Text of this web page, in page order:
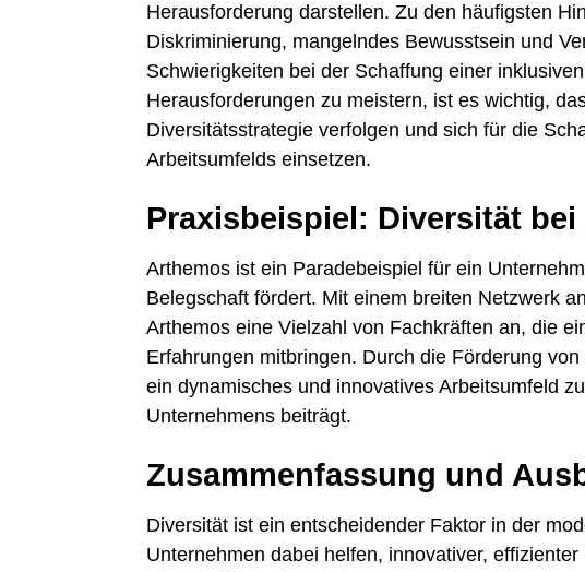
Herausforderung darstellen. Zu den häufigsten
Diskriminierung, mangelndes Bewusstsein und
Schwierigkeiten bei der Schaffung einer
Herausforderungen zu meistern, ist es wichtig,
Diversitätsstrategie verfolgen und sich für die
Arbeitsumfelds einsetzen.
Praxisbeispiel: Diversität
Arthemos ist ein Paradebeispiel für ein
Belegschaft fördert. Mit einem breiten Netzwerk
Arthemos eine Vielzahl von Fachkräften an, die
Erfahrungen mitbringen. Durch die Förderung
ein dynamisches und innovatives Arbeitsumfeld
Unternehmens beiträgt.
Zusammenfassung und
Diversität ist ein entscheidender Faktor in der
Unternehmen dabei helfen, innovativer,